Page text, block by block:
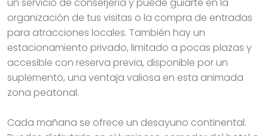
organización de tus visitas o la compra de entradas
para atracciones locales. También hay un
estacionamiento privado, limitado a pocas plazas y
accesible con reserva previa, disponible por un
suplemento, una ventaja valiosa en esta animada
zona peatonal.
Cada mañana se ofrece un desayuno continental.